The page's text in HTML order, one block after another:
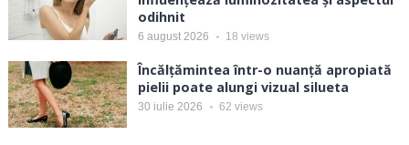
odihnit
6 august 2026 18 views
Încălțămintea într-o nuanță apropiată
pielii poate alungi vizual silueta
30 iulie 2026 62 views